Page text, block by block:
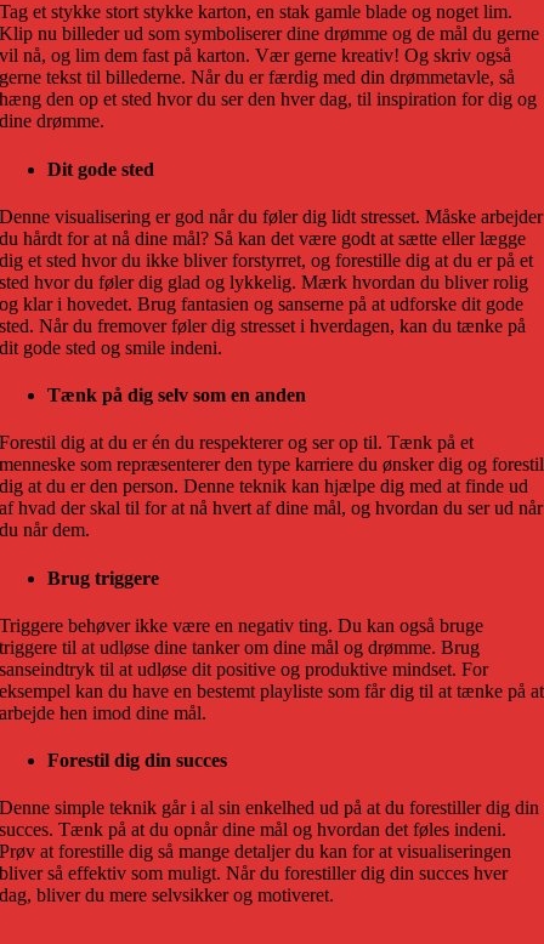
Tag et stykke stort stykke karton, en stak gamle blade og noget lim.
Klip nu billeder ud som symboliserer dine drømme og de mål du gerne
vil nå, og lim dem fast på karton. Vær gerne kreativ! Og skriv også
gerne tekst til billederne. Når du er færdig med din drømmetavle, så
hæng den op et sted hvor du ser den hver dag, til inspiration for dig og
dine drømme.
Dit gode sted
Denne visualisering er god når du føler dig lidt stresset. Måske arbejder
du hårdt for at nå dine mål? Så kan det være godt at sætte eller lægge
dig et sted hvor du ikke bliver forstyrret, og forestille dig at du er på et
sted hvor du føler dig glad og lykkelig. Mærk hvordan du bliver rolig
og klar i hovedet. Brug fantasien og sanserne på at udforske dit gode
sted. Når du fremover føler dig stresset i hverdagen, kan du tænke på
dit gode sted og smile indeni.
Tænk på dig selv som en anden
Forestil dig at du er én du respekterer og ser op til. Tænk på et
menneske som repræsenterer den type karriere du ønsker dig og forestil
dig at du er den person. Denne teknik kan hjælpe dig med at finde ud
af hvad der skal til for at nå hvert af dine mål, og hvordan du ser ud når
du når dem.
Brug triggere
Triggere behøver ikke være en negativ ting. Du kan også bruge
triggere til at udløse dine tanker om dine mål og drømme. Brug
sanseindtryk til at udløse dit positive og produktive mindset. For
eksempel kan du have en bestemt playliste som får dig til at tænke på at
arbejde hen imod dine mål.
Forestil dig din succes
Denne simple teknik går i al sin enkelhed ud på at du forestiller dig din
succes. Tænk på at du opnår dine mål og hvordan det føles indeni.
Prøv at forestille dig så mange detaljer du kan for at visualiseringen
bliver så effektiv som muligt. Når du forestiller dig din succes hver
dag, bliver du mere selvsikker og motiveret.